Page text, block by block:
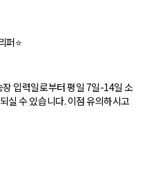
퍼⭐️
입력일로부터 평일 7일-14일 소
실 수 있습니다. 이점 유의하시고